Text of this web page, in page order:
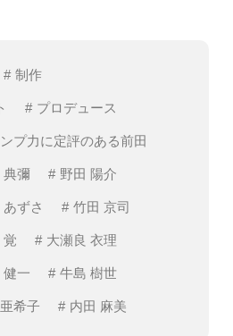
制作
プロデュース
プ力に定評のある前田
典彌 野田 陽介
ずさ 竹田 京司
覚 大瀬良 衣理
健一 牛島 樹世
希子 内田 麻美